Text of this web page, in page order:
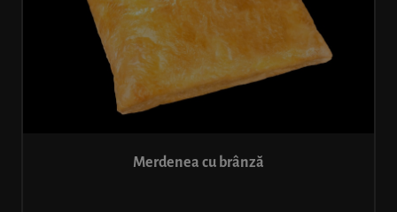
Merdenea cu brânză